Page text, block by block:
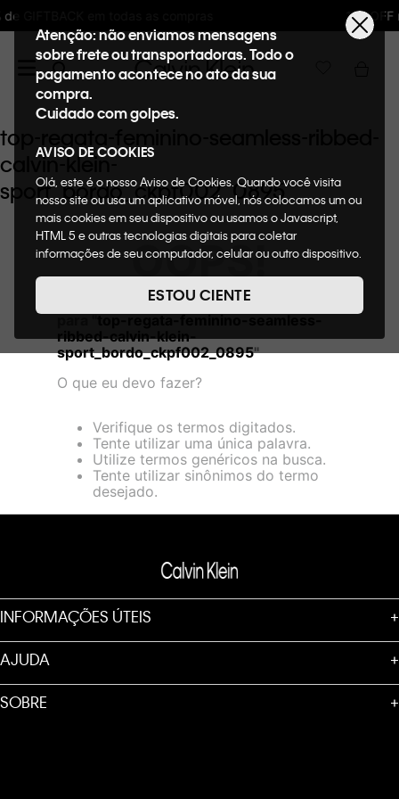
as compras 10%OFF na primeira compra :
Atenção: não enviamos mensagens
sobre frete ou transportadoras. Todo o
pagamento acontece no ato da sua
compra.
Cuidado com golpes.
AVISO DE COOKIES
Olá, este é o nosso Aviso de Cookies. Quando você visita
nosso site ou usa um aplicativo móvel, nós colocamos um ou
mais cookies em seu dispositivo ou usamos o Javascript,
HTML 5 e outras tecnologias digitais para coletar
informações de seu computador, celular ou outro dispositivo.
de cookies, informaremos quais cookies usaremos e quais
suas funções. A forma como processamos os dados
nosso Aviso de Privacidade. Quando você visita nosso site,
consideraremos isso como sua solicitação específica para
fornecer a você toda a funcionalidade do site, incluindo,
entre outros, a capacidade de comprar um item em nossa
Cookies acesse o link.
ESTOU CIENTE
top-regata-feminino-seamless-ribbed-
calvin-klein-
sport_bordo_ckpf002_0895
OOPS!
Não encontramos nenhum resultado
ribbed-calvin-klein-
sport_bordo_ckpf002_0895"
O que eu devo fazer?
Verifique os termos digitados.
Tente utilizar uma única palavra.
Utilize termos genéricos na busca.
Tente utilizar sinônimos do termo
desejado.
INFORMAÇÕES ÚTEIS +
AJUDA +
SOBRE +